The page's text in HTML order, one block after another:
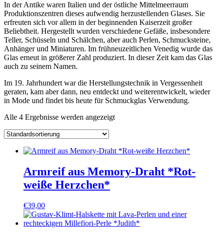
In der Antike waren Italien und der östliche Mittelmeerraum
Produktionszentren dieses aufwendig herzustellenden Glases. Sie
erfreuten sich vor allem in der beginnenden Kaiserzeit großer
Beliebtheit. Hergestellt wurden verschiedene Gefäße, insbesondere
Teller, Schüsseln und Schälchen, aber auch Perlen, Schmucksteine,
Anhänger und Miniaturen. Im frühneuzeitlichen Venedig wurde das
Glas erneut in größerer Zahl produziert. In dieser Zeit kam das Glas
auch zu seinem Namen.
Im 19. Jahrhundert war die Herstellungstechnik in Vergessenheit
geraten, kam aber dann, neu entdeckt und weiterentwickelt, wieder
in Mode und findet bis heute für Schmuckglas Verwendung.
Alle 4 Ergebnisse werden angezeigt
Armreif aus Memory-Draht *Rot-
weiße Herzchen*
€39,00